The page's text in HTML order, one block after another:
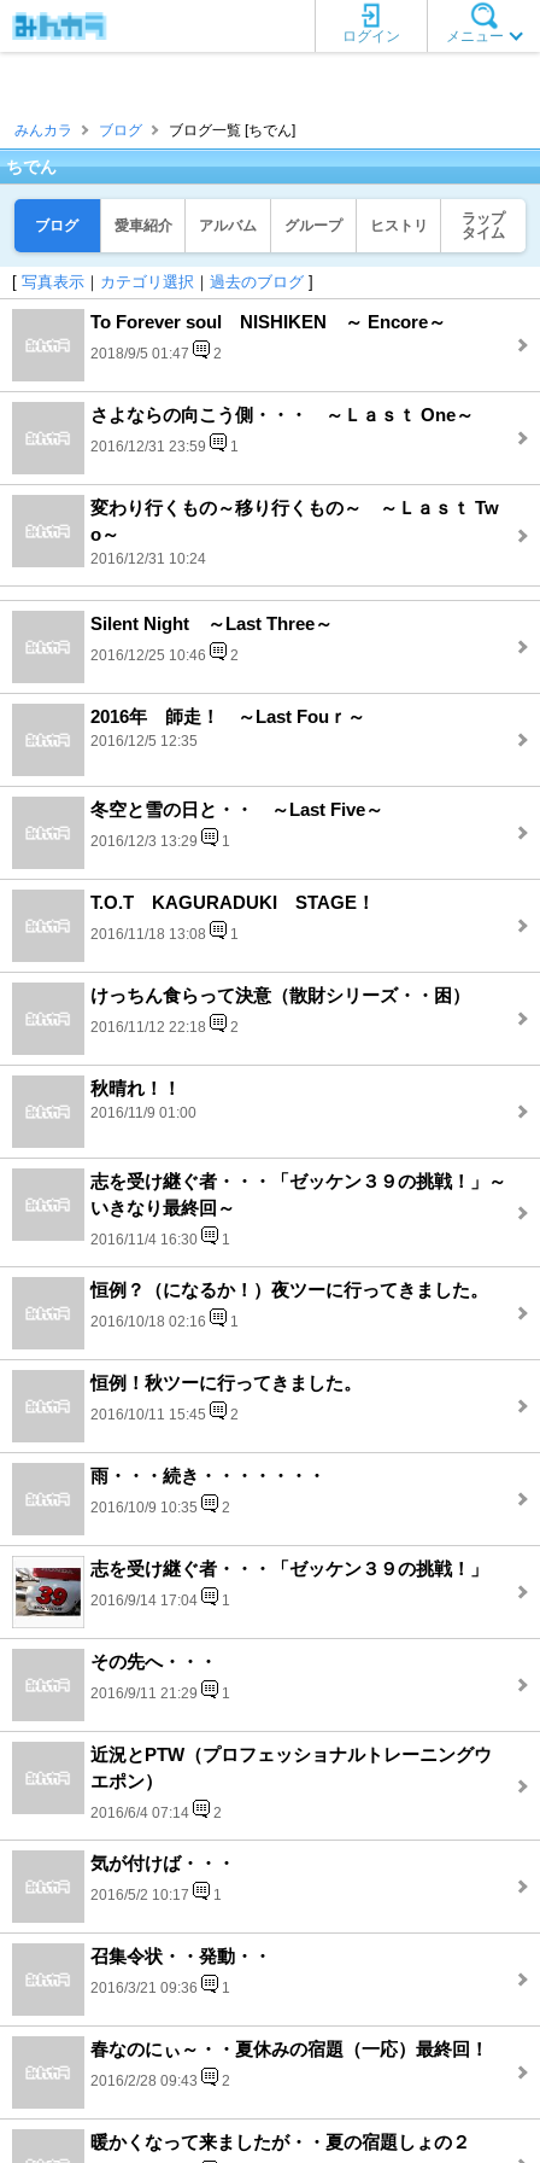
メニュー
ログイン
みんカラ ブログ ブログ一覧 [ちでん]
ちでん
ブログ 愛車紹介 アルバム グループ ヒストリ
ラップ
タイム
[ 写真表示 ｜ カテゴリ選択 ｜ 過去のブログ ]
To Forever soul NISHIKEN ～ Encore～
2018/9/5 01:47 2
さよならの向こう側・・・ ～Ｌａｓｔ One～
2016/12/31 23:59 1
変わり行くもの～移り行くもの～ ～Ｌａｓｔ Tw
o～
2016/12/31 10:24
Silent Night ～Last Three～
2016/12/25 10:46 2
2016年 師走！ ～Last Fouｒ～
2016/12/5 12:35
冬空と雪の日と・・ ～Last Five～
2016/12/3 13:29 1
T.O.T KAGURADUKI STAGE！
2016/11/18 13:08 1
けっちん食らって決意（散財シリーズ・・困）
2016/11/12 22:18 2
秋晴れ！！
2016/11/9 01:00
志を受け継ぐ者・・・「ゼッケン３９の挑戦！」～
いきなり最終回～
2016/11/4 16:30 1
恒例？（になるか！）夜ツーに行ってきました。
2016/10/18 02:16 1
恒例！秋ツーに行ってきました。
2016/10/11 15:45 2
雨・・・続き・・・・・・・
2016/10/9 10:35 2
志を受け継ぐ者・・・「ゼッケン３９の挑戦！」
2016/9/14 17:04 1
その先へ・・・
2016/9/11 21:29 1
近況とPTW（プロフェッショナルトレーニングウ
エポン）
2016/6/4 07:14 2
気が付けば・・・
2016/5/2 10:17 1
召集令状・・発動・・
2016/3/21 09:36 1
春なのにぃ～・・夏休みの宿題（一応）最終回！
2016/2/28 09:43 2
暖かくなって来ましたが・・夏の宿題しょの２